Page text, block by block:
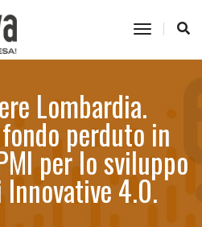
toggle
Lombardia.
perduto in
per lo sviluppo
4.0.